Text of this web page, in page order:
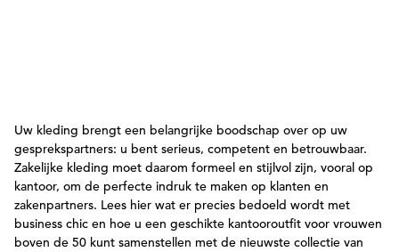
Uw kleding brengt een belangrijke boodschap over op uw
gesprekspartners: u bent serieus, competent en betrouwbaar.
Zakelijke kleding moet daarom formeel en stijlvol zijn, vooral op
kantoor, om de perfecte indruk te maken op klanten en
zakenpartners. Lees hier wat er precies bedoeld wordt met
business chic en hoe u een geschikte kantooroutfit voor vrouwen
boven de 50 kunt samenstellen met de nieuwste collectie van